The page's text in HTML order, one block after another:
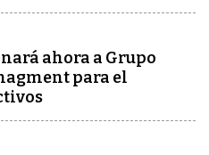
ahora a Grupo
para el